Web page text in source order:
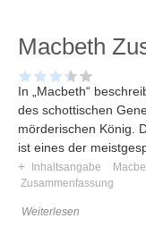
Macbeth
In „Macbeth“
des schottischen
mörderischen König.
ist eines der
+
Inhaltsangabe
Zusammenfassung
Weiterlesen